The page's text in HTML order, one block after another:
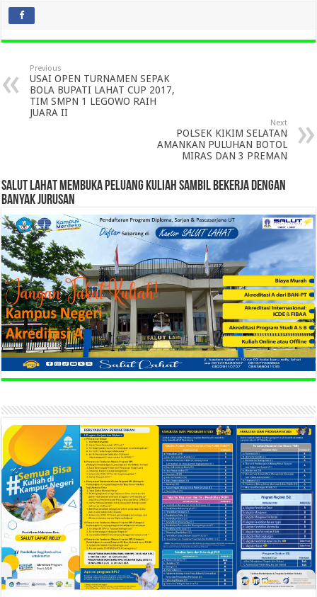
Previous
USAI OPEN TURNAMEN SEPAK
BOLA BUPATI LAHAT CUP 2017,
TIM SMPN 1 LEGOWO RAIH
JUARA II
Next
POLSEK KIKIM SELATAN
AMANKAN PULUHAN BOTOL
MIRAS DAN 3 PREMAN
SALUT LAHAT MEMBUKA PELUANG KULIAH SAMBIL BEKERJA DENGAN
BANYAK JURUSAN